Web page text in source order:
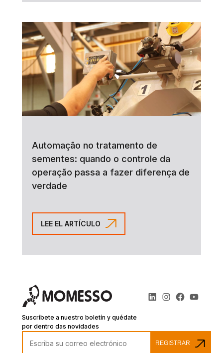
Automação no tratamento de
sementes: quando o controle da
operação passa a fazer diferença de
verdade
LEE EL ARTÍCULO
Suscríbete a nuestro boletín y quédate
por dentro das novidades
REGISTRAR